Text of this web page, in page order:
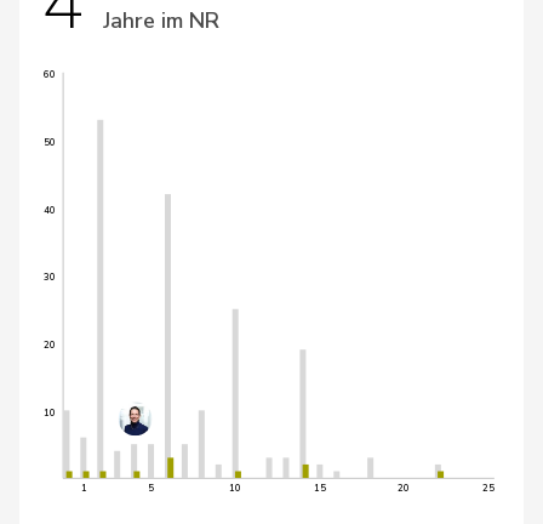
Jahre im NR
10
20
30
40
50
60
1 5 10 15 20 25